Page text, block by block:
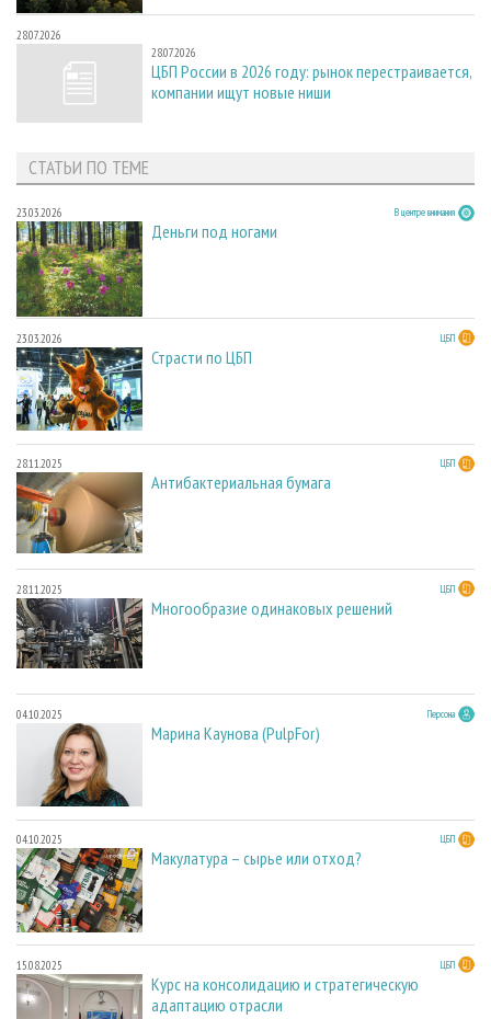
28.07.2026
28.07.2026
ЦБП России в 2026 году: рынок перестраивается,
компании ищут новые ниши
СТАТЬИ ПО ТЕМЕ
23.03.2026 В центре внимания
Деньги под ногами
23.03.2026 ЦБП
Страсти по ЦБП
28.11.2025 ЦБП
Антибактериальная бумага
28.11.2025 ЦБП
Многообразие одинаковых решений
04.10.2025 Персона
Марина Каунова (PulpFor)
04.10.2025 ЦБП
Макулатура – сырье или отход?
15.08.2025 ЦБП
Курс на консолидацию и стратегическую
адаптацию отрасли